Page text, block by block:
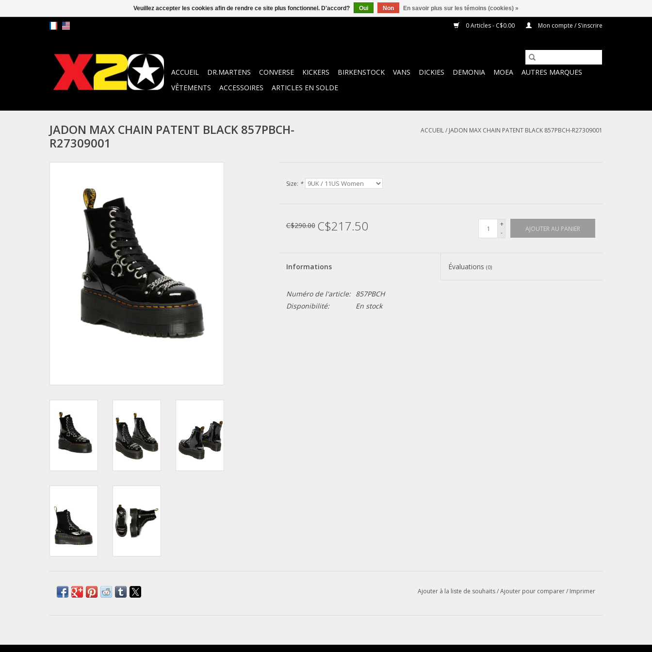
0 Articles - C$0.00 Mon compte / S'inscrire
ACCUEIL DR.MARTENS CONVERSE KICKERS BIRKENSTOCK VANS DICKIES DEMONIA MOEA
AUTRES MARQUES
VÊTEMENTS
ACCESSOIRES ARTICLES EN SOLDE
JADON MAX CHAIN PATENT BLACK 857PBCH-
R27309001
ACCUEIL/ JADON MAX CHAIN PATENT BLACK 857PBCH-R27309001
Size: *
C$290.00 C$217.50
+
-
AJOUTER AU PANIER
Informations Évaluations(0)
Numéro de l'article:
857PBCH
Disponibilité:
En stock
Ajouter à la liste de souhaits/Ajouter pour comparer/ Imprimer
Veuillez accepter les cookies afin de rendre ce site plus fonctionnel. D'accord? Oui Non En savoir plus sur les témoins (cookies) »